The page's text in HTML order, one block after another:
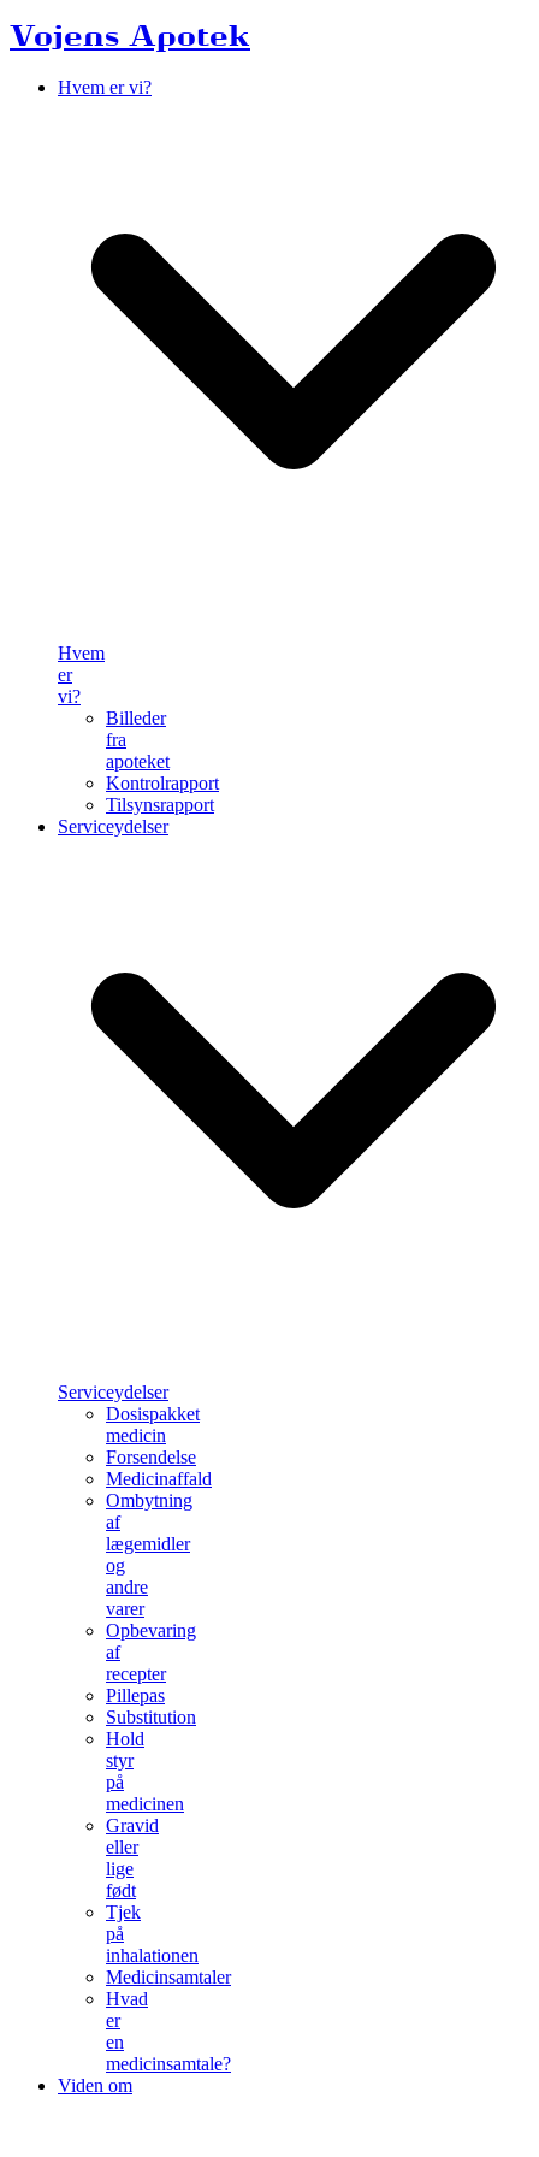
Vojens Apotek
Hvem er vi?
Hvem
er
vi?
Billeder
fra
apoteket
Kontrolrapport
Tilsynsrapport
Serviceydelser
Serviceydelser
Dosispakket
medicin
Forsendelse
Medicinaffald
Ombytning
af
lægemidler
og
andre
varer
Opbevaring
af
recepter
Pillepas
Substitution
Hold
styr
på
medicinen
Gravid
eller
lige
født
Tjek
på
inhalationen
Medicinsamtaler
Hvad
er
en
medicinsamtale?
Viden om